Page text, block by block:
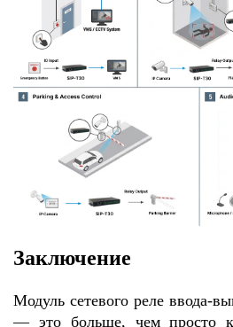
Заключение
Модуль сетевого реле ввода-
— это больше, чем просто